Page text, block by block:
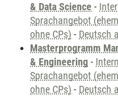
& Data Science -
Sprachangebot
ohne CPs) - Deutsch
Masterprogramm
& Engineering -
Sprachangebot
ohne CPs) - Deutsch